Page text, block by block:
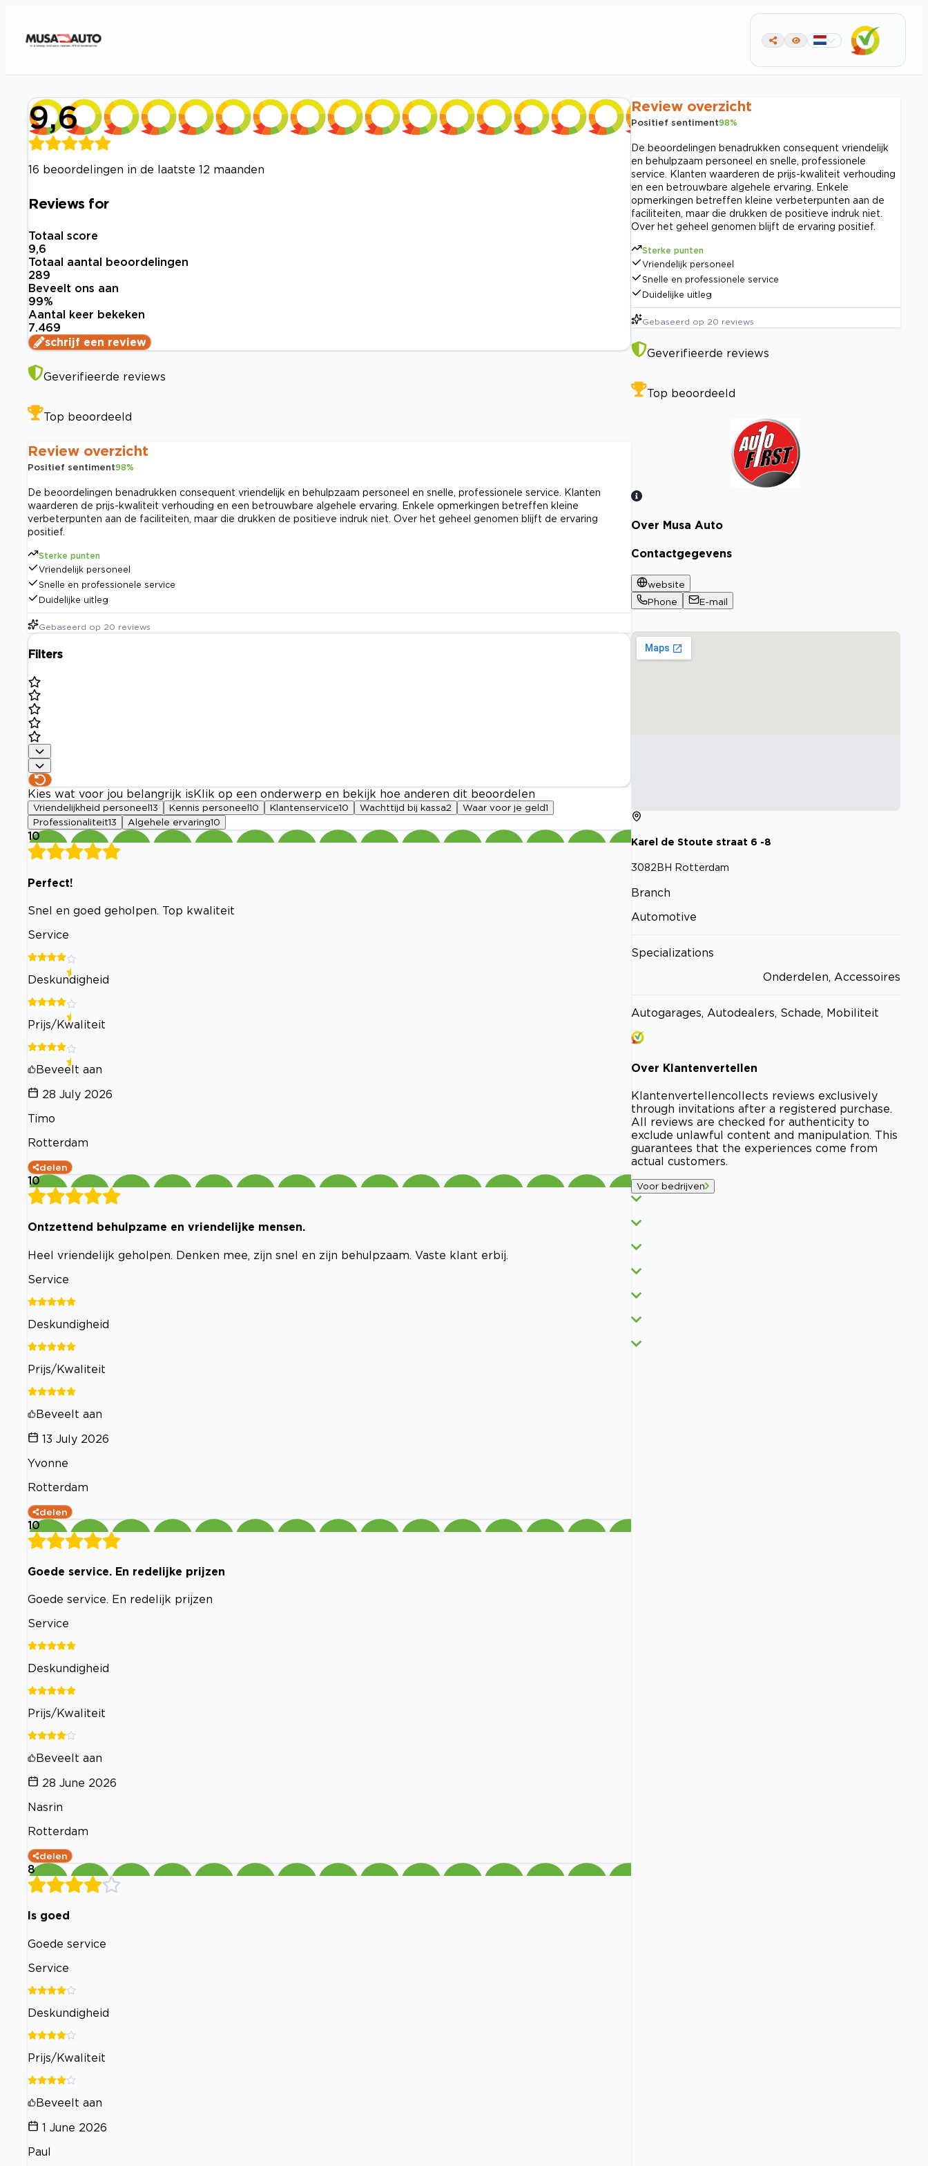
9,6
16 beoordelingen in de laatste 12 maanden
Reviews for
Totaal score
9,6
Totaal aantal beoordelingen
289
Beveelt ons aan
99%
Aantal keer bekeken
7.469
schrijf een review
Geverifieerde reviews
Top beoordeeld
Review overzicht
Positief sentiment98%
De beoordelingen benadrukken consequent vriendelijk en behulpzaam personeel en snelle, professionele service. Klanten
waarderen de prijs-kwaliteit verhouding en een betrouwbare algehele ervaring. Enkele opmerkingen betreffen kleine
verbeterpunten aan de faciliteiten, maar die drukken de positieve indruk niet. Over het geheel genomen blijft de ervaring
positief.
Sterke punten
Vriendelijk personeel
Snelle en professionele service
Duidelijke uitleg
Gebaseerd op 20 reviews
Filters
Kies wat voor jou belangrijk is Klik op een onderwerp en bekijk hoe anderen dit beoordelen
Vriendelijkheid personeel 13 Kennis personeel 10 Klantenservice10 Wachttijd bij kassa2 Waar voor je geld1
Professionaliteit13 Algehele ervaring10
10
Perfect!
Snel en goed geholpen. Top kwaliteit
Service
Deskundigheid
Prijs/Kwaliteit
Beveelt aan
28 July 2026
Timo
Rotterdam
delen
10
Ontzettend behulpzame en vriendelijke mensen.
Heel vriendelijk geholpen. Denken mee, zijn snel en zijn behulpzaam. Vaste klant erbij.
Service
Deskundigheid
Prijs/Kwaliteit
Beveelt aan
13 July 2026
Yvonne
Rotterdam
delen
10
Goede service. En redelijke prijzen
Goede service. En redelijk prijzen
Service
Deskundigheid
Prijs/Kwaliteit
Beveelt aan
28 June 2026
Nasrin
Rotterdam
delen
8
Is goed
Goede service
Service
Deskundigheid
Prijs/Kwaliteit
Beveelt aan
1 June 2026
Paul
Review overzicht
Positief sentiment98%
De beoordelingen benadrukken consequent vriendelijk
en behulpzaam personeel en snelle, professionele
service. Klanten waarderen de prijs-kwaliteit verhouding
en een betrouwbare algehele ervaring. Enkele
opmerkingen betreffen kleine verbeterpunten aan de
faciliteiten, maar die drukken de positieve indruk niet.
Over het geheel genomen blijft de ervaring positief.
Sterke punten
Vriendelijk personeel
Snelle en professionele service
Duidelijke uitleg
Gebaseerd op 20 reviews
Geverifieerde reviews
Top beoordeeld
Bekijk certificaat
Over Musa Auto
Contactgegevens
website
Phone
E-mail
Karel de Stoute straat 6 -8
3082BH Rotterdam
Branch
Automotive
Specializations
Onderdelen, Accessoires
Autogarages, Autodealers, Schade, Mobiliteit
Over Klantenvertellen
Klantenvertellencollects reviews exclusively
through invitations after a registered purchase.
All reviews are checked for authenticity to
exclude unlawful content and manipulation. This
guarantees that the experiences come from
actual customers.
Voor bedrijven